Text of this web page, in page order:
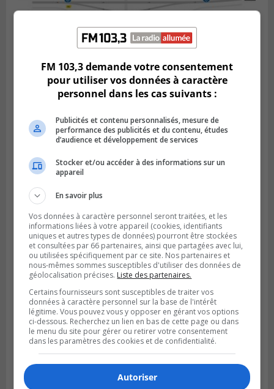
BOUCHERVILLE
Publié le 5 août 2026 à 15h25
Le MTMD annonce des fermetures sur
VIEUX-LONGUEUIL
Le RTL dévoile sa nouvelle flotte de
transport adapté
FM 103,3 demande votre consentement
pour utiliser vos données à caractère
personnel dans les cas suivants :
Publicités et contenu personnalisés, mesure de
performance des publicités et du contenu, études
d’audience et développement de services
Stocker et/ou accéder à des informations sur un
appareil
En savoir plus
Vos données à caractère personnel seront traitées, et les
informations liées à votre appareil (cookies, identifiants
uniques et autres types de données) pourront être stockées
et consultées par 66 partenaires, ainsi que partagées avec lui,
ou utilisées spécifiquement par ce site. Nos partenaires et
nous-mêmes sommes susceptibles d'utiliser des données de
géolocalisation précises. Liste des partenaires.
Certains fournisseurs sont susceptibles de traiter vos
données à caractère personnel sur la base de l'intérêt
légitime. Vous pouvez vous y opposer en gérant vos options
ci-dessous. Recherchez un lien en bas de cette page ou dans
le menu du site pour gérer ou retirer votre consentement
dans les paramètres des cookies et de confidentialité.
Autoriser